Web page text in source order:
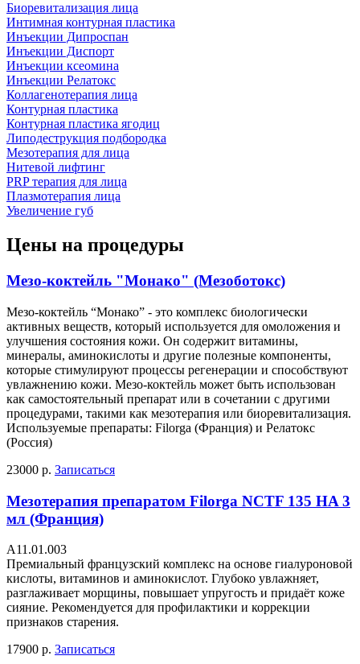
Биоревитализация лица
Интимная контурная пластика
Инъекции Дипроспан
Инъекции Диспорт
Инъекции ксеомина
Инъекции Релатокс
Коллагенотерапия лица
Контурная пластика
Контурная пластика ягодиц
Липодеструкция подбородка
Мезотерапия для лица
Нитевой лифтинг
PRP терапия для лица
Плазмотерапия лица
Увеличение губ
Цены на процедуры
Мезо-коктейль "Монако" (Мезоботокс)
Мезо-коктейль “Монако” - это комплекс биологически
активных веществ, который используется для омоложения и
улучшения состояния кожи. Он содержит витамины,
минералы, аминокислоты и другие полезные компоненты,
которые стимулируют процессы регенерации и способствуют
увлажнению кожи. Мезо-коктейль может быть использован
как самостоятельный препарат или в сочетании с другими
процедурами, такими как мезотерапия или биоревитализация.
Используемые препараты: Filorga (Франция) и Релатокс
(Россия)
23000 р. Записаться
Мезотерапия препаратом Filorga NCTF 135 HA 3
мл (Франция)
А11.01.003
Премиальный французский комплекс на основе гиалуроновой
кислоты, витаминов и аминокислот. Глубоко увлажняет,
разглаживает морщины, повышает упругость и придаёт коже
сияние. Рекомендуется для профилактики и коррекции
признаков старения.
17900 р. Записаться